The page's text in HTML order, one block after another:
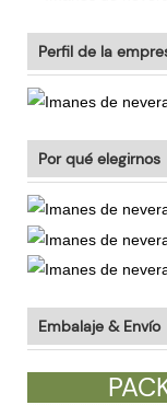
Perfil de la
Por qué elegirnos
Embalaje & Envío